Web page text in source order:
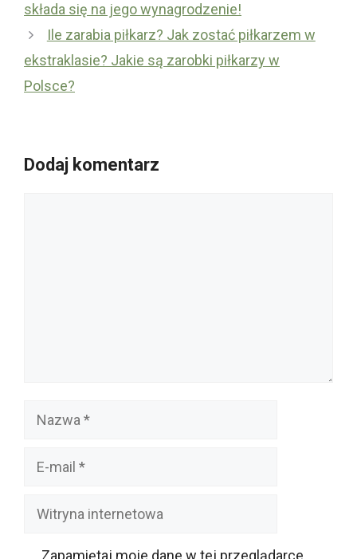
składa się na jego wynagrodzenie!
Ile zarabia piłkarz? Jak zostać piłkarzem w
ekstraklasie? Jakie są zarobki piłkarzy w
Polsce?
Dodaj komentarz
Nazwa
Witryna